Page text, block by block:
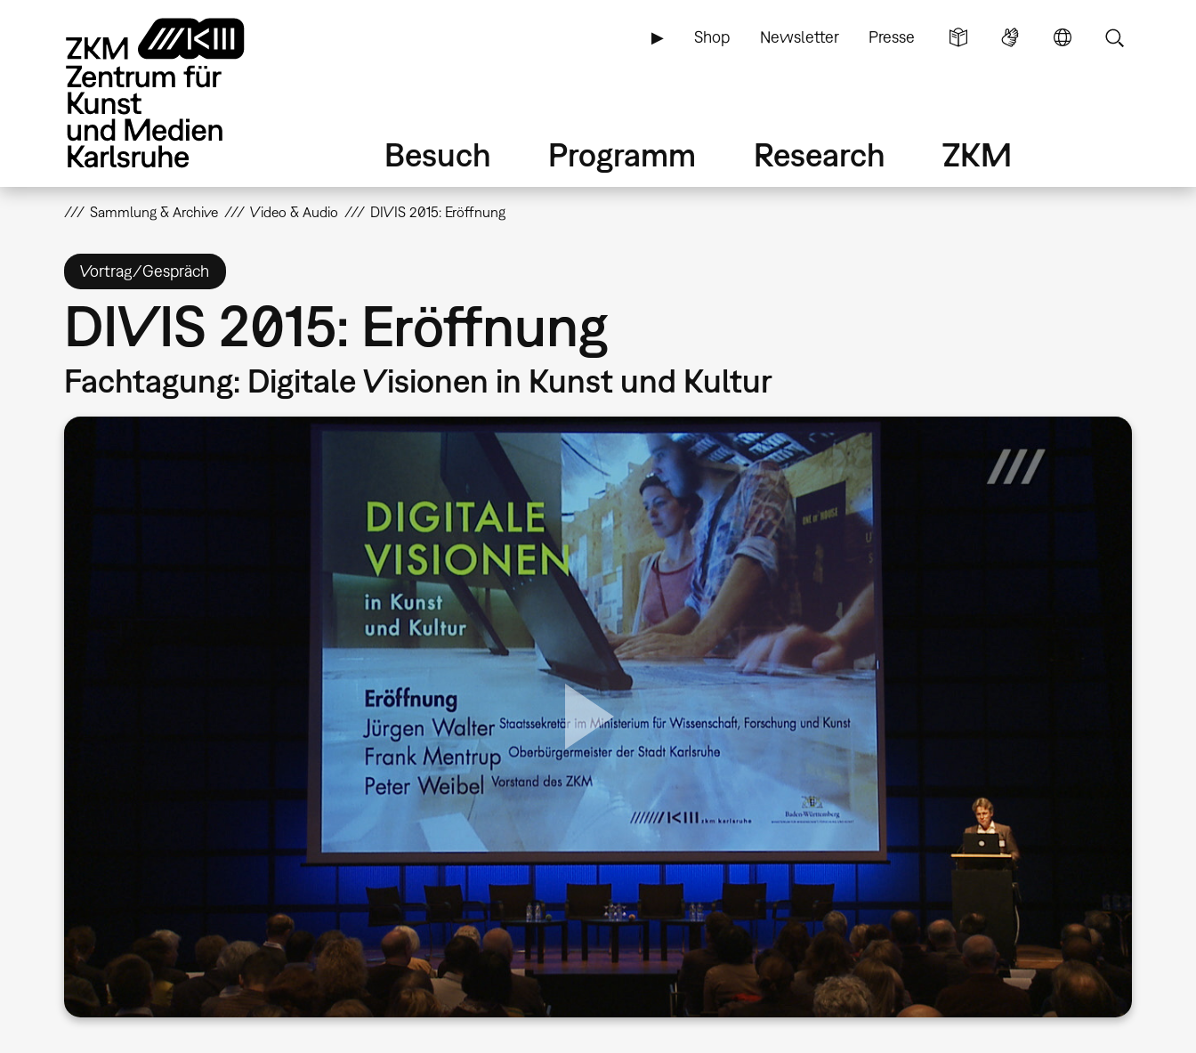
▶ Shop Newsletter Presse
Besuch Programm Research ZKM
Sammlung & Archive Video & Audio DIVIS 2015: Eröffnung
Vortrag/Gespräch
DIVIS 2015: Eröffnung
Fachtagung: Digitale Visionen in Kunst und Kultur